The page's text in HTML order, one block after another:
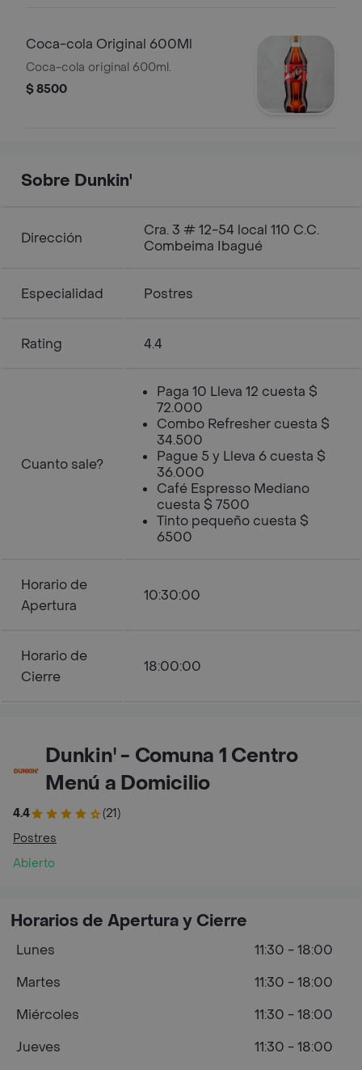
Coca-cola Original 600Ml
Coca-cola original 600ml.
$ 8500
Sobre Dunkin'
Dirección
Cra. 3 # 12-54 local 110 C.C.
Combeima Ibagué
Especialidad Postres
Rating 4.4
Cuanto sale?
Paga 10 Lleva 12 cuesta $
72.000
Combo Refresher cuesta $
34.500
Pague 5 y Lleva 6 cuesta $
36.000
Café Espresso Mediano
cuesta $ 7500
Tinto pequeño cuesta $
6500
Horario de
Apertura
10:30:00
Horario de
Cierre
18:00:00
Dunkin' - Comuna 1 Centro
Menú a Domicilio
4.4
(21)
Postres
Abierto
Horarios de Apertura y Cierre
Lunes
11:30 - 18:00
Martes
11:30 - 18:00
Miércoles
11:30 - 18:00
Jueves
11:30 - 18:00